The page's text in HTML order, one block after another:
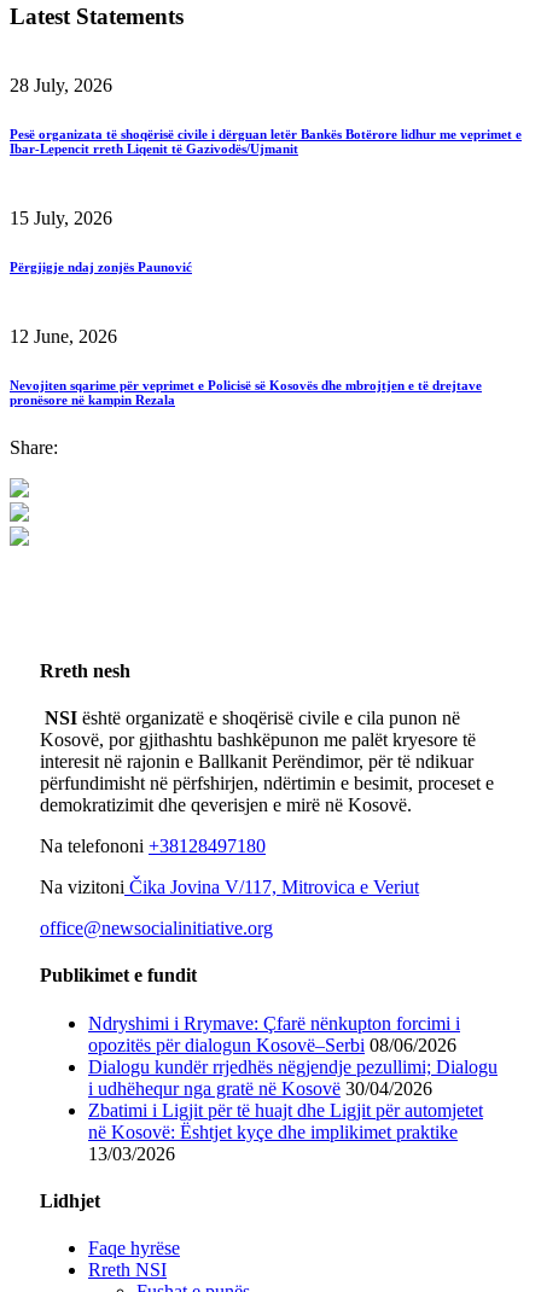
Latest Statements
28 July, 2026
Pesë organizata të shoqërisë civile i dërguan letër Bankës Botërore lidhur me veprimet e
Ibar-Lepencit rreth Liqenit të Gazivodës/Ujmanit
15 July, 2026
Përgjigje ndaj zonjës Paunović
12 June, 2026
Nevojiten sqarime për veprimet e Policisë së Kosovës dhe mbrojtjen e të drejtave
pronësore në kampin Rezala
Share:
Rreth nesh
NSI është organizatë e shoqërisë civile e cila punon në
Kosovë, por gjithashtu bashkëpunon me palët kryesore të
interesit në rajonin e Ballkanit Perëndimor, për të ndikuar
përfundimisht në përfshirjen, ndërtimin e besimit, proceset e
demokratizimit dhe qeverisjen e mirë në Kosovë.
Na telefononi +38128497180
Na vizitoni Čika Jovina V/117, Mitrovica e Veriut
office@newsocialinitiative.org
Publikimet e fundit
Ndryshimi i Rrymave: Çfarë nënkupton forcimi i
opozitës për dialogun Kosovë–Serbi 08/06/2026
Dialogu kundër rrjedhës nëgjendje pezullimi; Dialogu
i udhëhequr nga gratë në Kosovë 30/04/2026
Zbatimi i Ligjit për të huajt dhe Ligjit për automjetet
në Kosovë: Ështjet kyçe dhe implikimet praktike
13/03/2026
Lidhjet
Faqe hyrëse
Rreth NSI